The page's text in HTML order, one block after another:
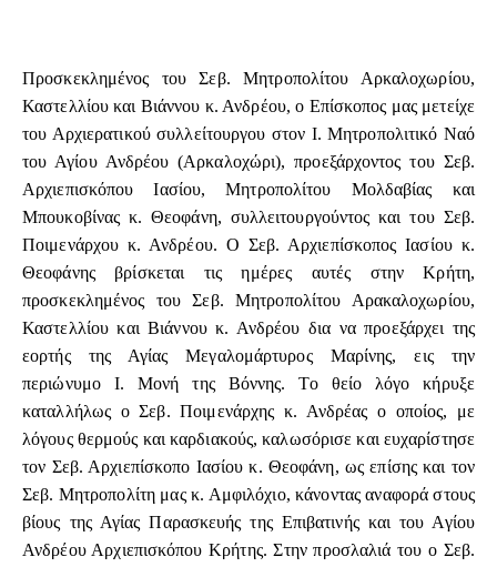
Προσκεκλημένος του Σεβ. Μητροπολίτου Αρκαλοχωρίου,
Καστελλίου και Βιάννου κ. Ανδρέου, ο Επίσκοπος μας μετείχε
του Αρχιερατικού συλλείτουργου στον Ι. Μητροπολιτικό Ναό
του Αγίου Ανδρέου (Αρκαλοχώρι), προεξάρχοντος του Σεβ.
Αρχιεπισκόπου Ιασίου, Μητροπολίτου Μολδαβίας και
Μπουκοβίνας κ. Θεοφάνη, συλλειτουργούντος και του Σεβ.
Ποιμενάρχου κ. Ανδρέου. Ο Σεβ. Αρχιεπίσκοπος Ιασίου κ.
Θεοφάνης βρίσκεται τις ημέρες αυτές στην Κρήτη,
προσκεκλημένος του Σεβ. Μητροπολίτου Αρακαλοχωρίου,
Καστελλίου και Βιάννου κ. Ανδρέου δια να προεξάρχει της
εορτής της Αγίας Μεγαλομάρτυρος Μαρίνης, εις την
περιώνυμο Ι. Μονή της Βόννης. Το θείο λόγο κήρυξε
καταλλήλως ο Σεβ. Ποιμενάρχης κ. Ανδρέας ο οποίος, με
λόγους θερμούς και καρδιακούς, καλωσόρισε και ευχαρίστησε
τον Σεβ. Αρχιεπίσκοπο Ιασίου κ. Θεοφάνη, ως επίσης και τον
Σεβ. Μητροπολίτη μας κ. Αμφιλόχιο, κάνοντας αναφορά στους
βίους της Αγίας Παρασκευής της Επιβατινής και του Αγίου
Ανδρέου Αρχιεπισκόπου Κρήτης. Στην προσλαλιά του ο Σεβ.